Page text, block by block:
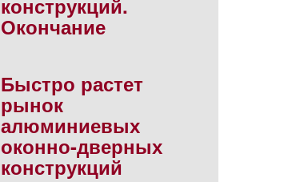
конструкций.
Окончание
Быстро растет
рынок
алюминиевых
оконно-дверных
конструкций